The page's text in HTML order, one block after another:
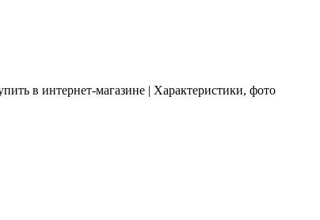
в интернет-магазине | Характеристики, фото